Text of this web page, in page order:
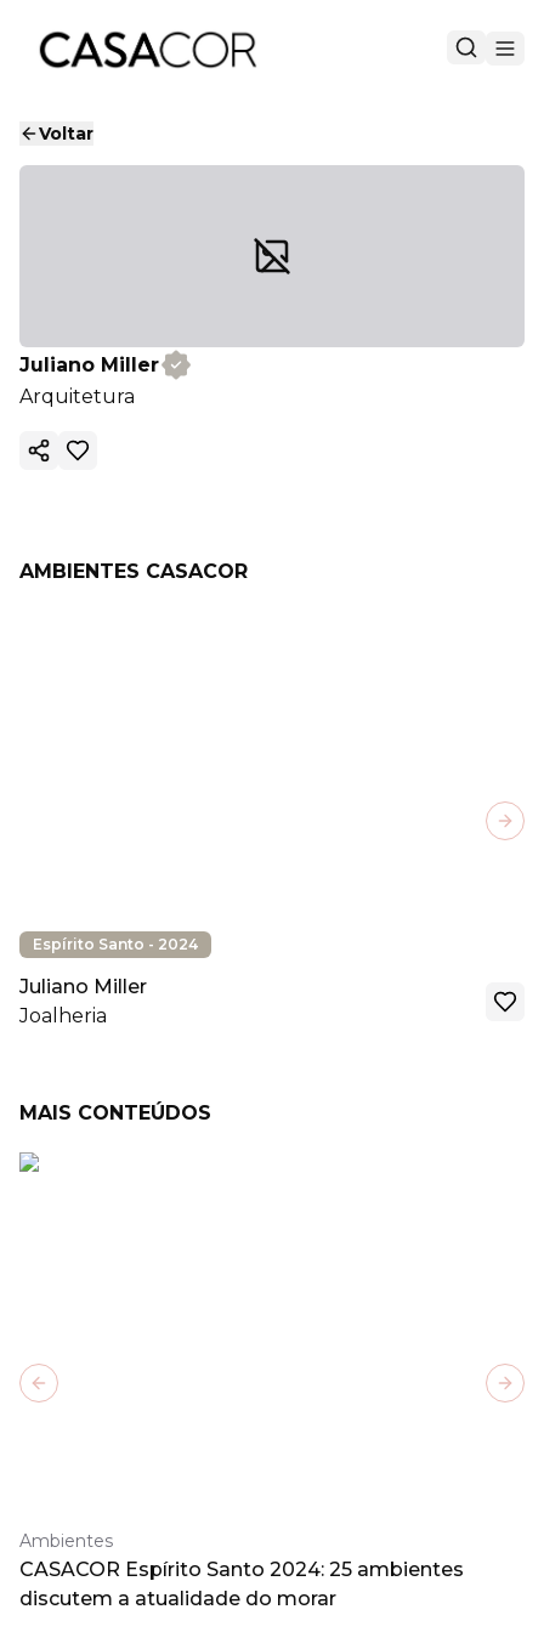
Voltar
Juliano Miller
Arquitetura
Copiar link
AMBIENTES CASACOR
Espírito Santo - 2024
Juliano Miller
Joalheria
MAIS CONTEÚDOS
Ambientes
CASACOR Espírito Santo 2024: 25 ambientes
discutem a atualidade do morar
Previous slide